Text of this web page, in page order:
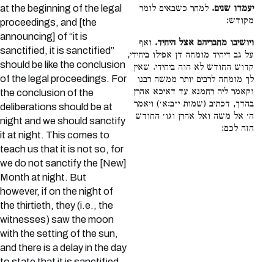
at the beginning of the legal
proceedings, and [the
announcing] of “it is
sanctified, it is sanctified”
should be like the conclusion
of the legal proceedings. For
the conclusion of the
deliberations should be at
night and we should sanctify
it at night. This comes to
teach us that it is not so, for
we do not sanctify the [New]
Month at night. But
however, if on the night of
the thirtieth, they (i.e., the
witnesses) saw the moon
with the setting of the sun,
and there is a delay in the day
יעמדו שנים. למחר כשבאים לומר
מקודש:
ויושיבו מחבריהם אצל היחיד. ואף
על גב דיחיד מומחה דן אפילו ביחידי,
קדוש החודש לא הוה ביחידי. שאין
לך מומחה לרבים יותר ממשה רבנו
וקאמר ליה רחמנא עד דאיכא אהרן
בהדך, דכתיב (שמות י״ב:א׳) ויאמר
ה׳ אל משה ואל אהרן וגו׳ החודש
הזה לכם: